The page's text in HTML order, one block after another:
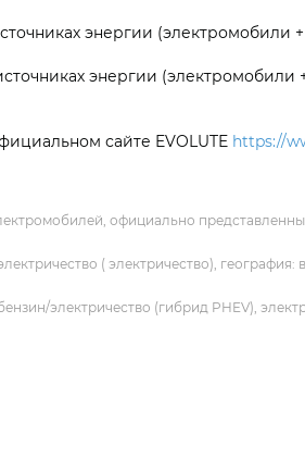
энергии (электромобили
энергии
сайте EVOLUTE https://
официально
( электричество),
электричество (гибрид PHEV),